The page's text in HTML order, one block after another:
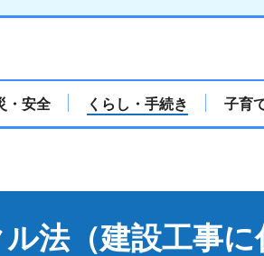
・安全 くらし・手続き 子育
法（建設工事